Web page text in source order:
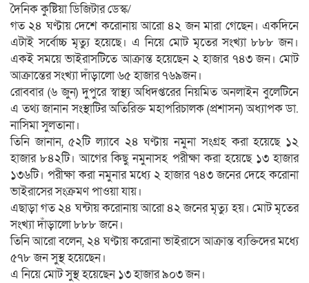
দৈনিক কুষ্টিয়া ডিজিটার ডেস্ক/
গত ২৪ ঘণ্টায় দেশে করোনায় আরো ৪২ জন মারা গেছেন। একদিনে
এটাই সর্বোচ্চ মৃত্যু হয়েছে। এ নিয়ে মোট মৃতের সংখ্যা ৮৮৮ জন।
একই সময়ে ভাইরাসটিতে আক্রান্ত হয়েছেন ২ হাজার ৭৪৩ জন। মোট
আক্রান্তের সংখ্যা দাঁড়ালো ৬৫ হাজার ৭৬৯জন।
রোববার (৬ জুন) দুপুরে স্বাস্থ্য অধিদপ্তরের নিয়মিত অনলাইন বুলেটিনে
এ তথ্য জানান সংস্থাটির অতিরিক্ত মহাপরিচালক (প্রশাসন) অধ্যাপক ডা.
নাসিমা সুলতানা।
তিনি জানান, ৫২টি ল্যাবে ২৪ ঘণ্টায় নমুনা সংগ্রহ করা হয়েছে ১২
হাজার ৮৪২টি। আগের কিছু নমুনাসহ পরীক্ষা করা হয়েছে ১৩ হাজার
১৩৬টি। পরীক্ষা করা নমুনার মধ্যে ২ হাজার ৭৪৩ জনের দেহে করোনা
ভাইরাসের সংক্রমণ পাওয়া যায়।
এছাড়া গত ২৪ ঘন্টায় করোনায় আরো ৪২ জনের মৃত্যু হয়। মোট মৃতের
সংখ্যা দাঁড়ালো ৮৮৮ জনে।
তিনি আরো বলেন, ২৪ ঘণ্টায় করোনা ভাইরাসে আক্রান্ত ব্যক্তিদের মধ্যে
৫৭৮ জন সুস্থ হয়েছেন।
এ নিয়ে মোট সুস্থ হয়েছেন ১৩ হাজার ৯০৩ জন।